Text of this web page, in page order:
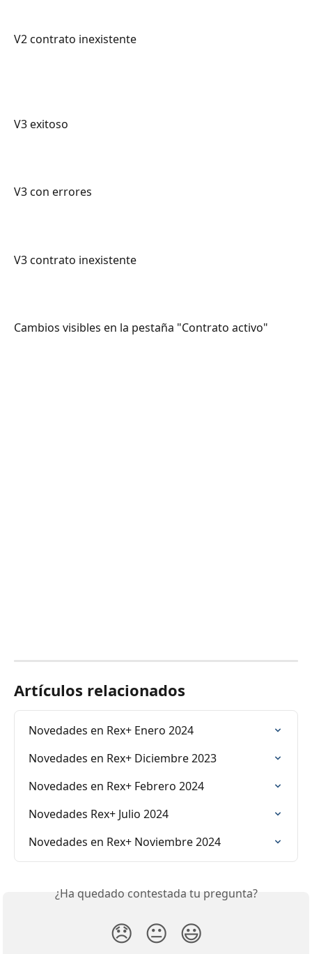
V2 contrato inexistente
V3 exitoso
V3 con errores
V3 contrato inexistente
Cambios visibles en la pestaña "Contrato activo"
Artículos relacionados
Novedades en Rex+ Enero 2024
Novedades en Rex+ Diciembre 2023
Novedades en Rex+ Febrero 2024
Novedades Rex+ Julio 2024
Novedades en Rex+ Noviembre 2024
¿Ha quedado contestada tu pregunta?
😞 😐 😃